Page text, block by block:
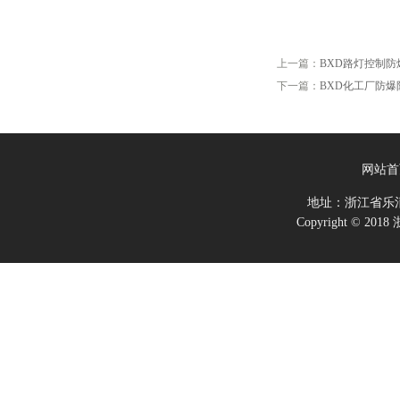
上一篇： BXD路灯控制防
下一篇： BXD化工厂防爆
网站
地址：浙江省
Copyright © 2018